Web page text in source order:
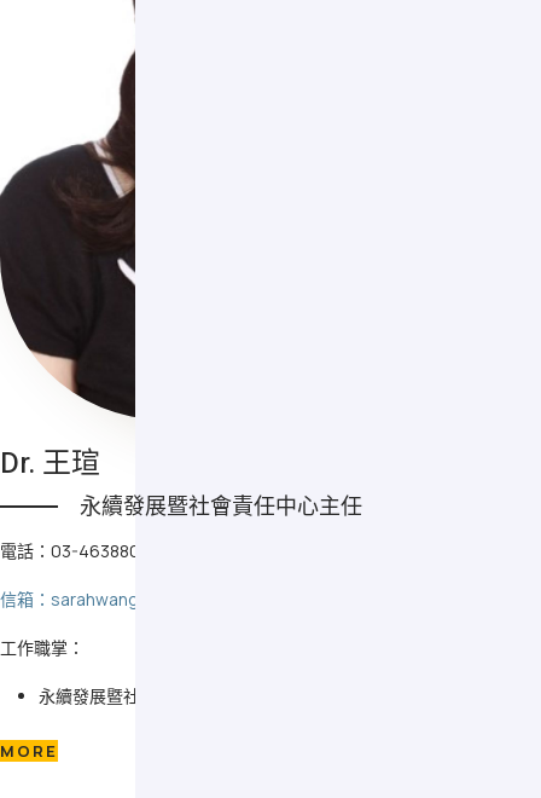
Dr. 王瑄
永續發展暨社會責任中心主任
電話：03-4638800 #2196
信箱：sarahwang@saturn.yzu.edu.tw
工作職掌：
永續發展暨社會責任中心業務之督導及推動
MORE